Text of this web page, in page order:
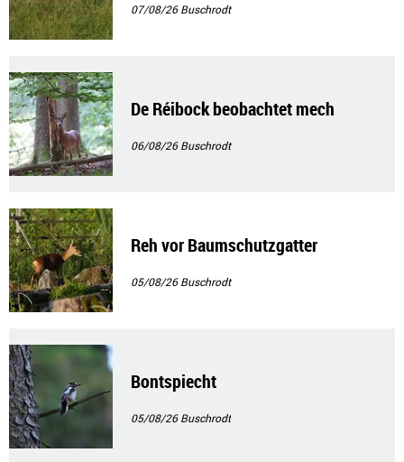
07/08/26Buschrodt
De Réibock beobachtet mech
06/08/26Buschrodt
Reh vor Baumschutzgatter
05/08/26Buschrodt
Bontspiecht
05/08/26Buschrodt